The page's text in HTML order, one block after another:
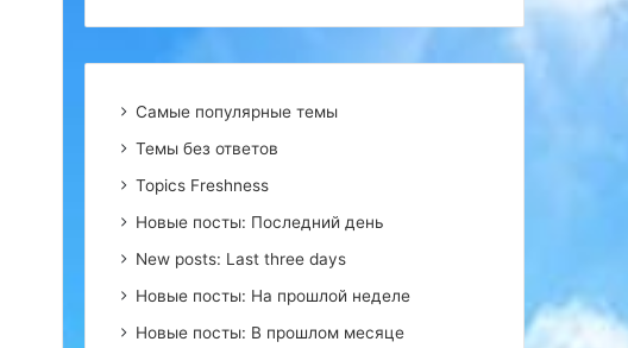
Самые популярные темы
Темы без ответов
Topics Freshness
Новые посты: Последний день
New posts: Last three days
Новые посты: На прошлой неделе
Новые посты: В прошлом месяце